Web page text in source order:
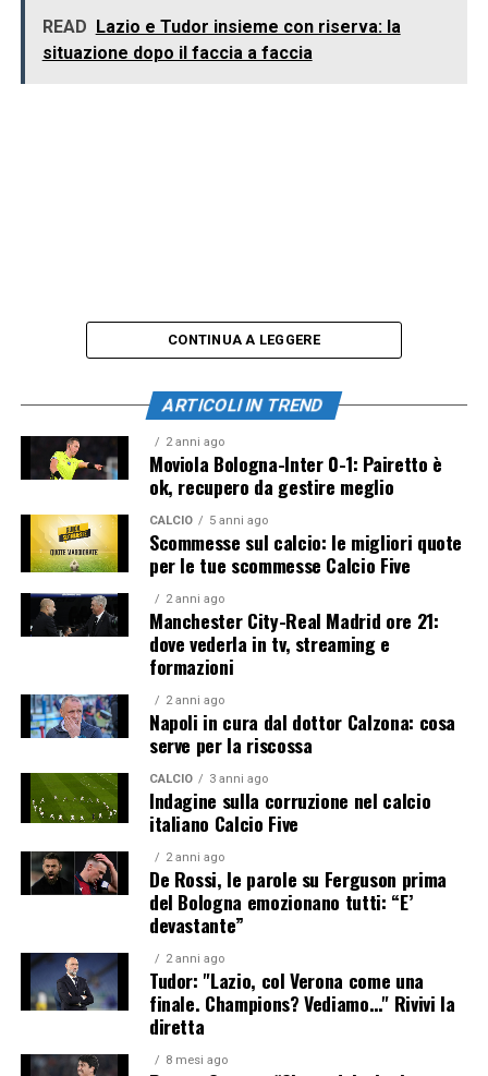
READ Lazio e Tudor insieme con riserva: la
situazione dopo il faccia a faccia
CONTINUA A LEGGERE
ARTICOLI IN TREND
2 anni ago
Moviola Bologna-Inter 0-1: Pairetto è
ok, recupero da gestire meglio
CALCIO 5 anni ago
Scommesse sul calcio: le migliori quote
per le tue scommesse Calcio Five
2 anni ago
Manchester City-Real Madrid ore 21:
dove vederla in tv, streaming e
formazioni
2 anni ago
Napoli in cura dal dottor Calzona: cosa
serve per la riscossa
CALCIO 3 anni ago
Indagine sulla corruzione nel calcio
italiano Calcio Five
2 anni ago
De Rossi, le parole su Ferguson prima
del Bologna emozionano tutti: “E’
devastante”
2 anni ago
Tudor: "Lazio, col Verona come una
finale. Champions? Vediamo…" Rivivi la
diretta
8 mesi ago